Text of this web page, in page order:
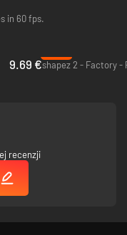
miarę rozwoju konstrukcji
rzucając
budowania.
in 60 fps.
9.69 €shapez 2 - Factory -
recenzji